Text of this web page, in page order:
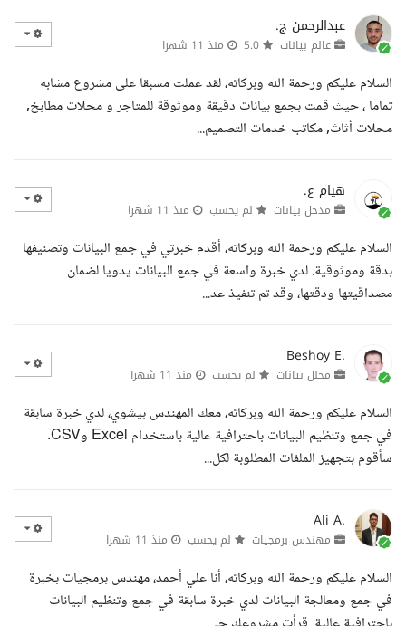
عبدالرحمن ج.
عالم بيانات منذ 11 شهرا
السلام عليكم ورحمة الله وبركاته، لقد عملت مسبقا على مشروع مشابه
تماما ، حيث قمت بجمع بيانات دقيقة وموثوقة للمتاجر و محلات مطابخ,
محلات أثاث, مكاتب خدمات التصميم...
هيام ع.
مدخل بيانات لم يحسب منذ 11 شهرا
السلام عليكم ورحمة الله وبركاته، أقدم خبرتي في جمع البيانات وتصنيفها
بدقة وموثوقية. لدي خبرة واسعة في جمع البيانات يدويا لضمان
مصداقيتها ودقتها، وقد تم تنفيذ عد...
Beshoy E.
محلل بيانات لم يحسب منذ 11 شهرا
السلام عليكم ورحمة الله وبركاته، معك المهندس بيشوي، لدي خبرة سابقة
في جمع وتنظيم البيانات باحترافية عالية باستخدام Excel وCSV.
سأقوم بتجهيز الملفات المطلوبة لكل...
Ali A.
مهندس برمجيات لم يحسب منذ 11 شهرا
السلام عليكم ورحمة الله وبركاته، أنا علي أحمد، مهندس برمجيات بخبرة
في جمع ومعالجة البيانات لدي خبرة سابقة في جمع وتنظيم البيانات